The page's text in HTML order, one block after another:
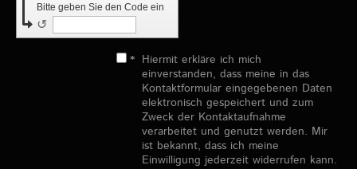
Bitte geben Sie den Code ein
↺
* Hiermit erkläre ich mich
einverstanden, dass meine in das
Kontaktformular eingegebenen Daten
elektronisch gespeichert und zum
Zweck der Kontaktaufnahme
verarbeitet und genutzt werden. Mir
ist bekannt, dass ich meine
Einwilligung jederzeit widerrufen kann.